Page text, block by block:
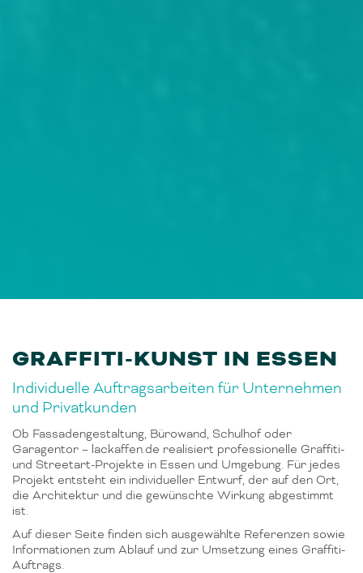
GRAFFITI-KUNST IN ESSEN
Individuelle Auftragsarbeiten für Unternehmen
und Privatkunden
Ob Fassadengestaltung, Bürowand, Schulhof oder
Garagentor – lackaffen.de realisiert professionelle Graffiti-
und Streetart-Projekte in Essen und Umgebung. Für jedes
Projekt entsteht ein individueller Entwurf, der auf den Ort,
die Architektur und die gewünschte Wirkung abgestimmt
ist.
Auf dieser Seite finden sich ausgewählte Referenzen sowie
Informationen zum Ablauf und zur Umsetzung eines Graffiti-
Auftrags.